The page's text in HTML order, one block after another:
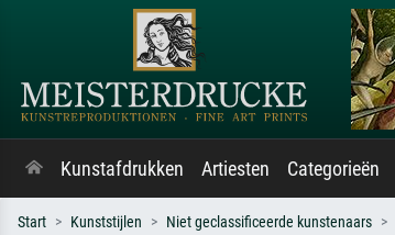
Kunstafdrukken Artiesten Categorieën
Start Kunststijlen Niet geclassificeerde kunstenaars